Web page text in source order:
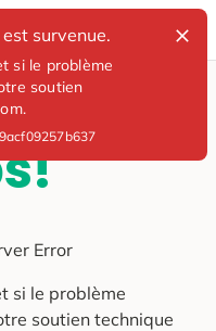
survenue.
si le problème
soutien
Error
si le problème
soutien technique